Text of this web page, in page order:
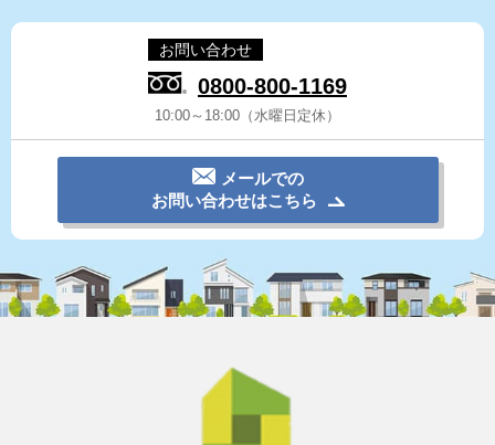
お問い合わせ
0800-800-1169
10:00～18:00（水曜日定休）
メールでの
お問い合わせはこちら